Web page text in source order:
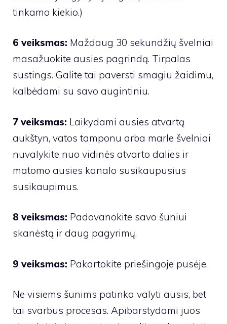
tinkamo kiekio.)
6 veiksmas: Maždaug 30 sekundžių švelniai
masažuokite ausies pagrindą. Tirpalas
sustings. Galite tai paversti smagiu žaidimu,
kalbėdami su savo augintiniu.
7 veiksmas: Laikydami ausies atvartą
aukštyn, vatos tamponu arba marle švelniai
nuvalykite nuo vidinės atvarto dalies ir
matomo ausies kanalo susikaupusius
susikaupimus.
8 veiksmas: Padovanokite savo šuniui
skanėstą ir daug pagyrimų.
9 veiksmas: Pakartokite priešingoje pusėje.
Ne visiems šunims patinka valyti ausis, bet
tai svarbus procesas. Apibarstydami juos